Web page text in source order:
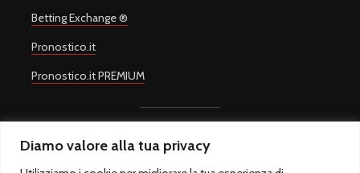
Diamo valore alla tua privacy
Betting Exchange ®
Pronostico.it
Pronostico.it PREMIUM
Copyright © 2008-2026.Quote Scommesse Calcio